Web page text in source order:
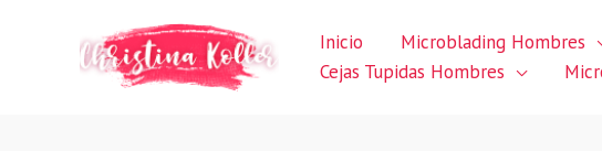
Inicio Microblading Hombres
Cejas Tupidas Hombres